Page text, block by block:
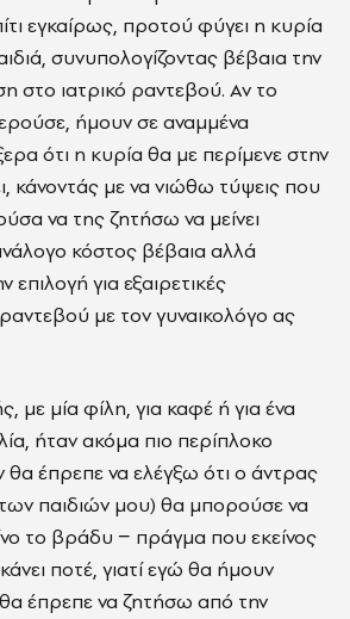
εγκαίρως, προτού φύγει η κυρία
συνυπολογίζοντας βέβαια την
στο ιατρικό ραντεβού. Αν το
ήμουν σε αναμμένα
ότι η κυρία θα με περίμενε στην
κάνοντάς με να νιώθω τύψεις που
να της ζητήσω να μείνει
κόστος βέβαια αλλά
για εξαιρετικές
με τον γυναικολόγο ας
με μία φίλη, για καφέ ή για ένα
ήταν ακόμα πιο περίπλοκο
θα έπρεπε να ελέγξω ότι ο άντρας
παιδιών μου) θα μπορούσε να
το βράδυ − πράγμα που εκείνος
ποτέ, γιατί εγώ θα ήμουν
θα έπρεπε να ζητήσω από την